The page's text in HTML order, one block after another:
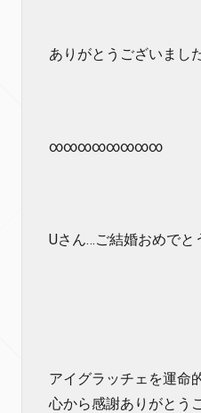
ありがとうございました
∞∞∞∞∞∞∞∞
Uさん…ご結婚おめでと
アイグラッチェを運命
心から感謝ありがとう